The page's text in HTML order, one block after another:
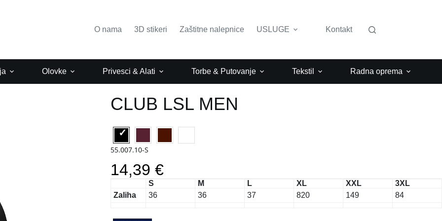
O nama
3D stikeri Zaštitne nalepnice USLUGE Kontakt
Olovke Privesci & Alati Torbe & Putovanje Tekstil Radna oprema
CLUB LSL MEN
55.007.10-S
14,39 €
S M L XL XXL
3XL
Zaliha
36 36 37 820 149 84